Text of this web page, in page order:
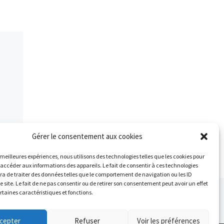
Gérer le consentement aux cookies
expériences, nous utilisons des technologies telles que les cookies pour
aux informations des appareils. Le fait de consentir à ces technologies
de traiter des données telles que le comportement de navigation ou les ID
site. Le fait de ne pas consentir ou de retirer son consentement peut avoir un effet
caractéristiques et fonctions.
Refuser Voir les préférences